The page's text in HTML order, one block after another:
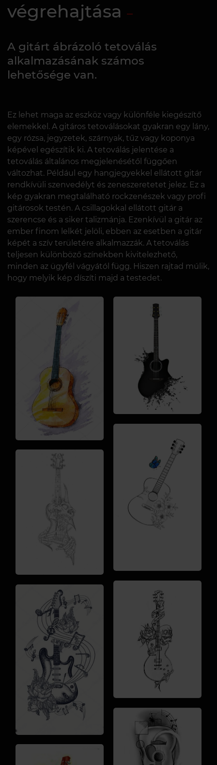
végrehajtása
A gitárt ábrázoló tetoválás
alkalmazásának számos
lehetősége van.
Ez lehet maga az eszköz vagy különféle kiegészítő
elemekkel. A gitáros tetoválásokat gyakran egy lány,
egy rózsa, jegyzetek, szárnyak, tűz vagy koponya
képével egészítik ki. A tetoválás jelentése a
tetoválás általános megjelenésétől függően
változhat. Például egy hangjegyekkel ellátott gitár
rendkívüli szenvedélyt és zeneszeretetet jelez. Ez a
kép gyakran megtalálható rockzenészek vagy profi
gitárosok testén. A csillagokkal ellátott gitár a
szerencse és a siker talizmánja. Ezenkívül a gitár az
ember finom lelkét jelöli, ebben az esetben a gitár
képét a szív területére alkalmazzák. A tetoválás
teljesen különböző színekben kivitelezhető,
minden az ügyfél vágyától függ. Hiszen rajtad múlik,
hogy melyik kép díszíti majd a testedet.